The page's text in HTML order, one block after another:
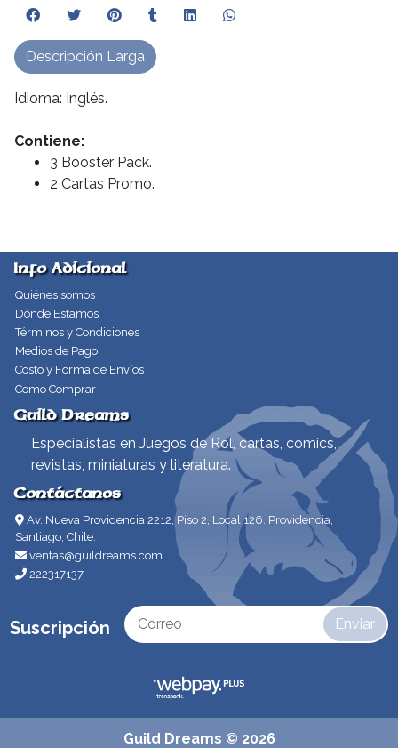
Idioma: Inglés.
Contiene:
3 Booster Pack.
2 Cartas Promo.
Descripción Larga
Info Adicional
Quiénes somos
Dónde Estamos
Términos y Condiciones
Medios de Pago
Costo y Forma de Envíos
Como Comprar
Guild Dreams
Especialistas en Juegos de Rol, cartas, comics,
revistas, miniaturas y literatura.
Contáctanos
Av. Nueva Providencia 2212, Piso 2, Local 126. Providencia,
Santiago, Chile.
ventas@guildreams.com
222317137
Suscripción Enviar
Guild Dreams © 2026